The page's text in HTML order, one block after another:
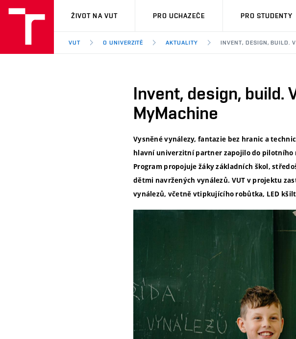
VUT
ŽIVOT NA VUT PRO UCHAZEČE PRO STUDENTY
VUT O UNIVERZITĚ AKTUALITY INVENT, DESIGN, BUILD.
Invent, design, build.
MyMachine
Vysněné vynálezy, fantazie bez hranic a
hlavní univerzitní partner zapojilo do pilotního
Program propojuje žáky základních škol,
dětmi navržených vynálezů. VUT v projektu
vynálezů, včetně vtipkujícího robůtka, LED